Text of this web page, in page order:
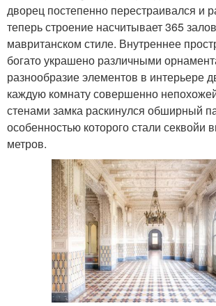
дворец постепенно перестраивался и
теперь строение насчитывает 365
мавританском стиле. Внутреннее
богато украшено различными
разнообразие элементов в интерьере
каждую комнату совершенно
стенами замка раскинулся обширный
особенностью которого стали секвойи
метров.